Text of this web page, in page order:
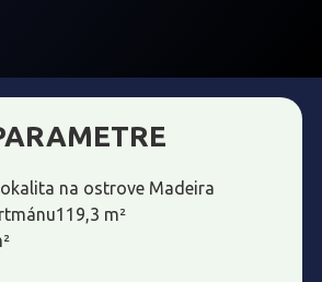
na ostrove Madeira
m²